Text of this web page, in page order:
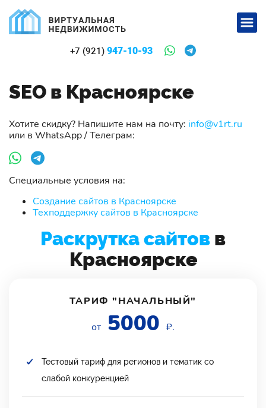
+7 (921) 947-10-93
SEO в Красноярске
Хотите скидку? Напишите нам на почту: info@v1rt.ru
или в WhatsApp / Телеграм:
Специальные условия на:
Создание сайтов в Красноярске
Техподдержку сайтов в Красноярске
Раскрутка сайтов в
Красноярске
ТАРИФ "НАЧАЛЬНЫЙ"
от 5000 ₽.
Тестовый тариф для регионов и тематик со
слабой конкуренцией